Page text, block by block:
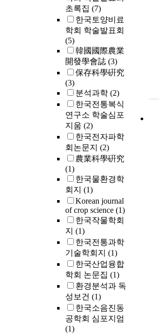
초록집 (7)
한국토양비료
학회 학술발표회
(5)
韓國國際農業
開發學會誌 (3)
保存科學硏究
(3)
분석과학 (2)
한국전통복식
연구소 학술심포
지움 (2)
한국전자파학
회논문지 (2)
農業科學硏究
(1)
한국물환경학
회지 (1)
Korean journal
of crop science (1)
한국작물학회
지 (1)
한국전통과학
기술학회지 (1)
한국산업융합
학회 논문집 (1)
환경분석과 독
성보건 (1)
한국소음진동
공학회 심포지엄
(1)